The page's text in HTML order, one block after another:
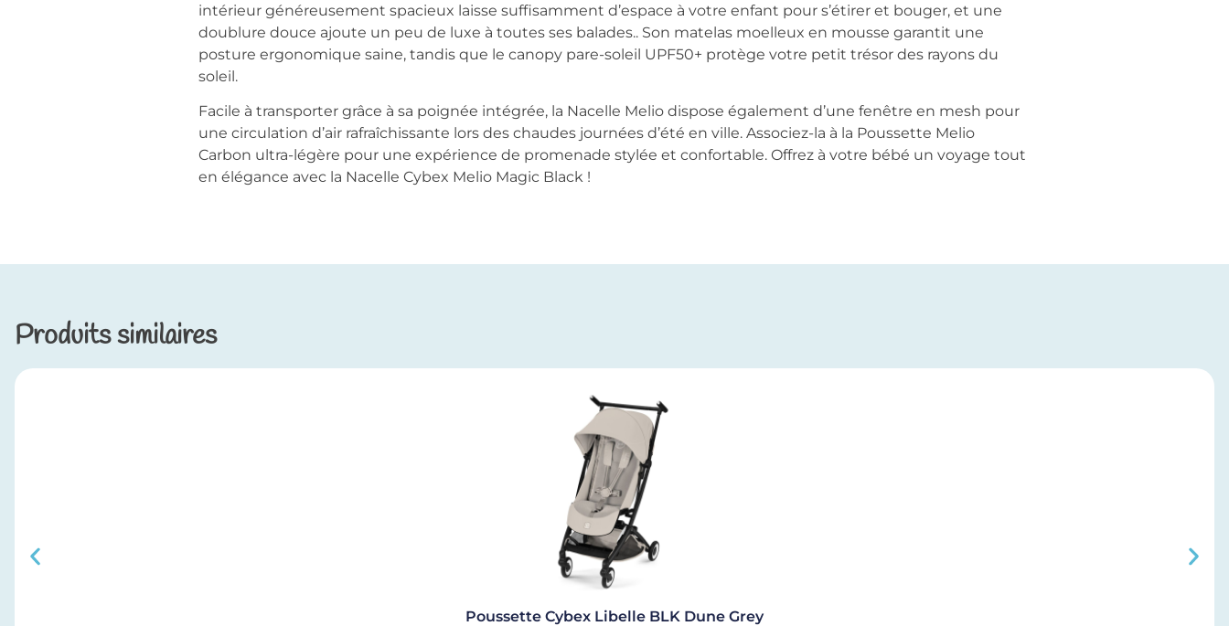
intérieur généreusement spacieux laisse suffisamment d’espace à votre enfant pour s’étirer et bouger, et une
doublure douce ajoute un peu de luxe à toutes ses balades.. Son matelas moelleux en mousse garantit une
posture ergonomique saine, tandis que le canopy pare-soleil UPF50+ protège votre petit trésor des rayons du
soleil.
Facile à transporter grâce à sa poignée intégrée, la Nacelle Melio dispose également d’une fenêtre en mesh pour
une circulation d’air rafraîchissante lors des chaudes journées d’été en ville. Associez-la à la Poussette Melio
Carbon ultra-légère pour une expérience de promenade stylée et confortable. Offrez à votre bébé un voyage tout
en élégance avec la Nacelle Cybex Melio Magic Black !
Produits similaires
Poussette Cybex Libelle BLK Dune Grey